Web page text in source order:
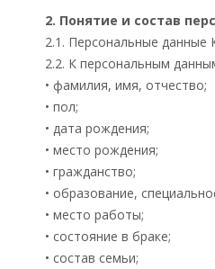
2. Понятие и состав
2.1. Персональные данные
2.2. К персональным
• фамилия, имя, отчество;
• пол;
• дата рождения;
• место рождения;
• гражданство;
• образование,
• место работы;
• состояние в браке;
• состав семьи;